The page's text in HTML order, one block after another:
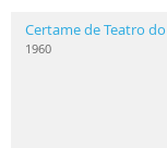
Certame de Teatro
1960